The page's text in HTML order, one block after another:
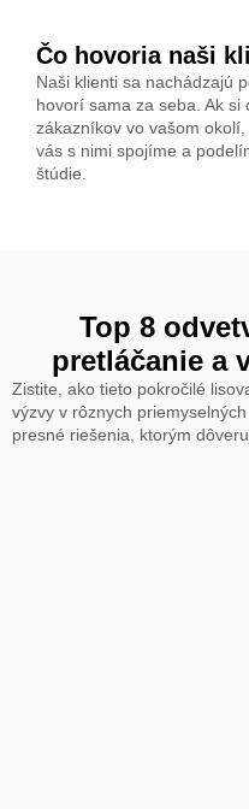
Čo hovoria naši
Naši klienti sa nachádzajú
hovorí sama za seba. Ak
zákazníkov vo vašom
vás s nimi spojíme a
štúdie.
Top 8
pretláčanie a
Zistite, ako tieto pokročilé
výzvy v rôznych
presné riešenia, ktorým